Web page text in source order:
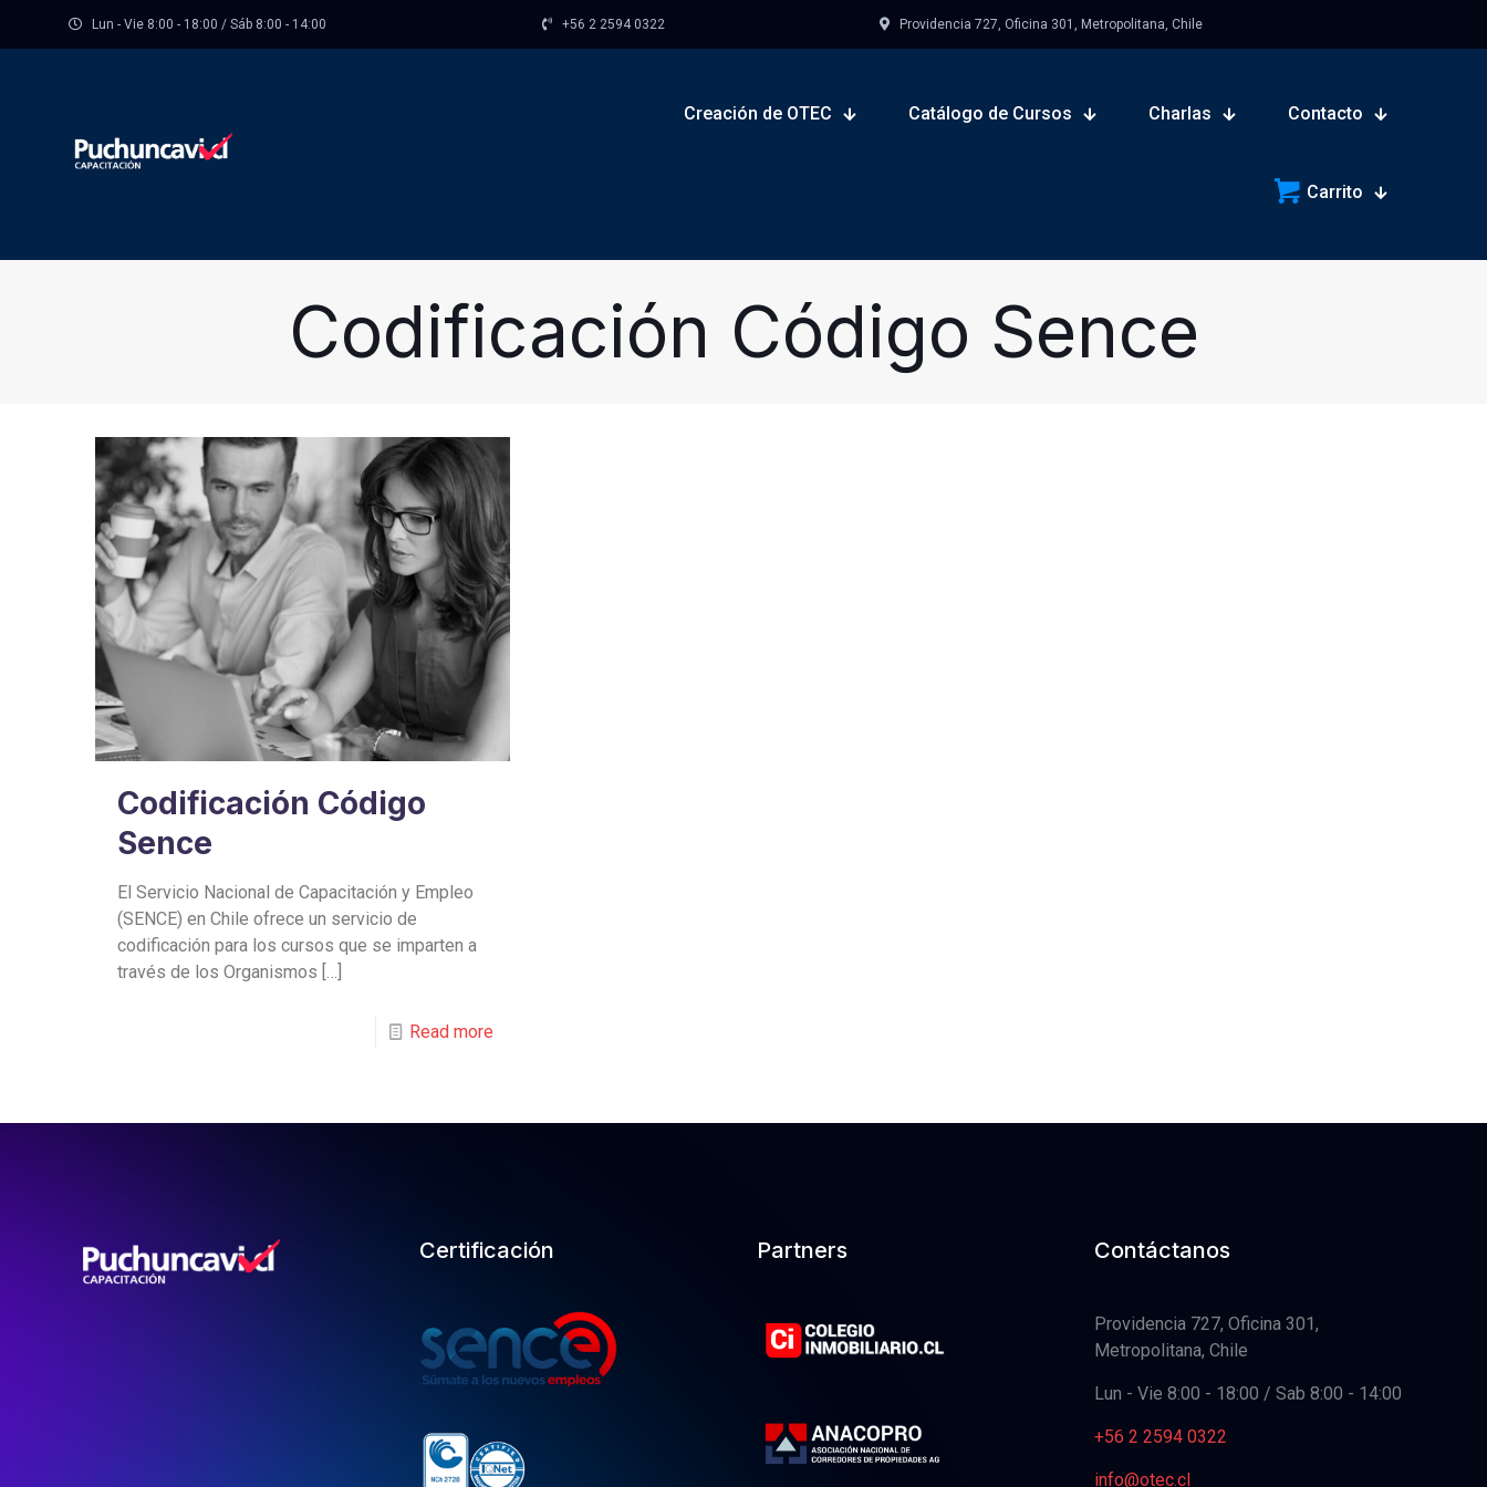
Lun - Vie 8:00 - 18:00 / Sáb 8:00 - 14:00 +56 2 2594 0322 Providencia 727, Oficina 301, Metropolitana, Chile
Creación de OTEC Catálogo de Cursos Charlas Contacto
Carrito
Codificación Código Sence
Codificación Código
Sence
El Servicio Nacional de Capacitación y Empleo
(SENCE) en Chile ofrece un servicio de
codificación para los cursos que se imparten a
través de los Organismos
Read more
Certificación Partners Contáctanos
Providencia 727, Oficina 301,
Metropolitana, Chile
Lun - Vie 8:00 - 18:00 / Sab 8:00 - 14:00
+56 2 2594 0322
info@otec.cl